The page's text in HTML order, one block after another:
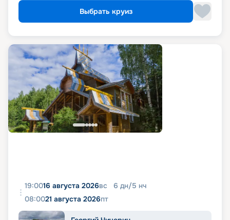
Выбрать круиз
19:0016 августа 2026вс 6 дн/5 нч
08:0021 августа 2026пт